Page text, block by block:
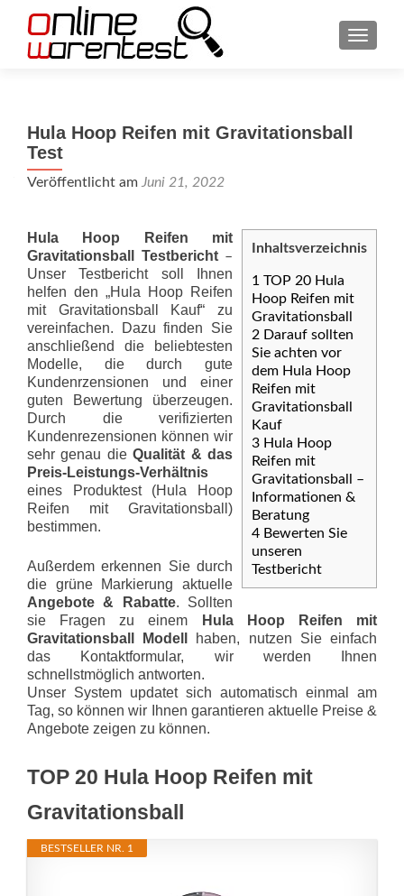
Hula Hoop Reifen mit Gravitationsball
Test
Veröffentlicht am Juni 21, 2022
Inhaltsverzeichnis
1 TOP 20 Hula
Hoop Reifen mit
Gravitationsball
2 Darauf sollten
Sie achten vor
dem Hula Hoop
Reifen mit
Gravitationsball
Kauf
3 Hula Hoop
Reifen mit
Gravitationsball –
Informationen &
Beratung
4 Bewerten Sie
unseren
Testbericht
Hula Hoop Reifen mit
Gravitationsball Testbericht–
Unser Testbericht soll Ihnen
helfen den „Hula Hoop Reifen
mit Gravitationsball Kauf“ zu
vereinfachen. Dazu finden Sie
anschließend die beliebtesten
Modelle, die durch gute
Kundenrzensionen und einer
guten Bewertung überzeugen.
Durch die verifizierten
Kundenrezensionen können wir
sehr genau dieQualität & das
Preis-Leis­tungs-Ver­hält­nis
eines Produktest (Hula Hoop
Reifen mit Gravitationsball)
bestimmen.
Außerdem erkennen Sie durch
die grüne Markierung aktuelle
Angebote & Rabatte. Sollten
sie Fragen zu einem
Hula Hoop Reifen mit
Gravitationsball Modell
haben, nutzen Sie einfach
das Kontaktformular, wir werden Ihnen
schnellstmöglich antworten.
Unser System updatet sich automatisch einmal am
Tag, so können wir Ihnen garantieren aktuelle Preise &
Angebote zeigen zu können.
TOP 20 Hula Hoop Reifen mit
Gravitationsball
BESTSELLER NR. 1